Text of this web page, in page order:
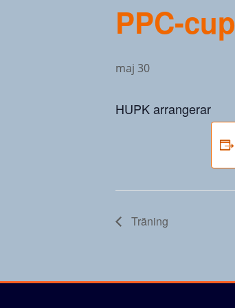
PPC-cup
maj 30
HUPK arrangerar
Träning